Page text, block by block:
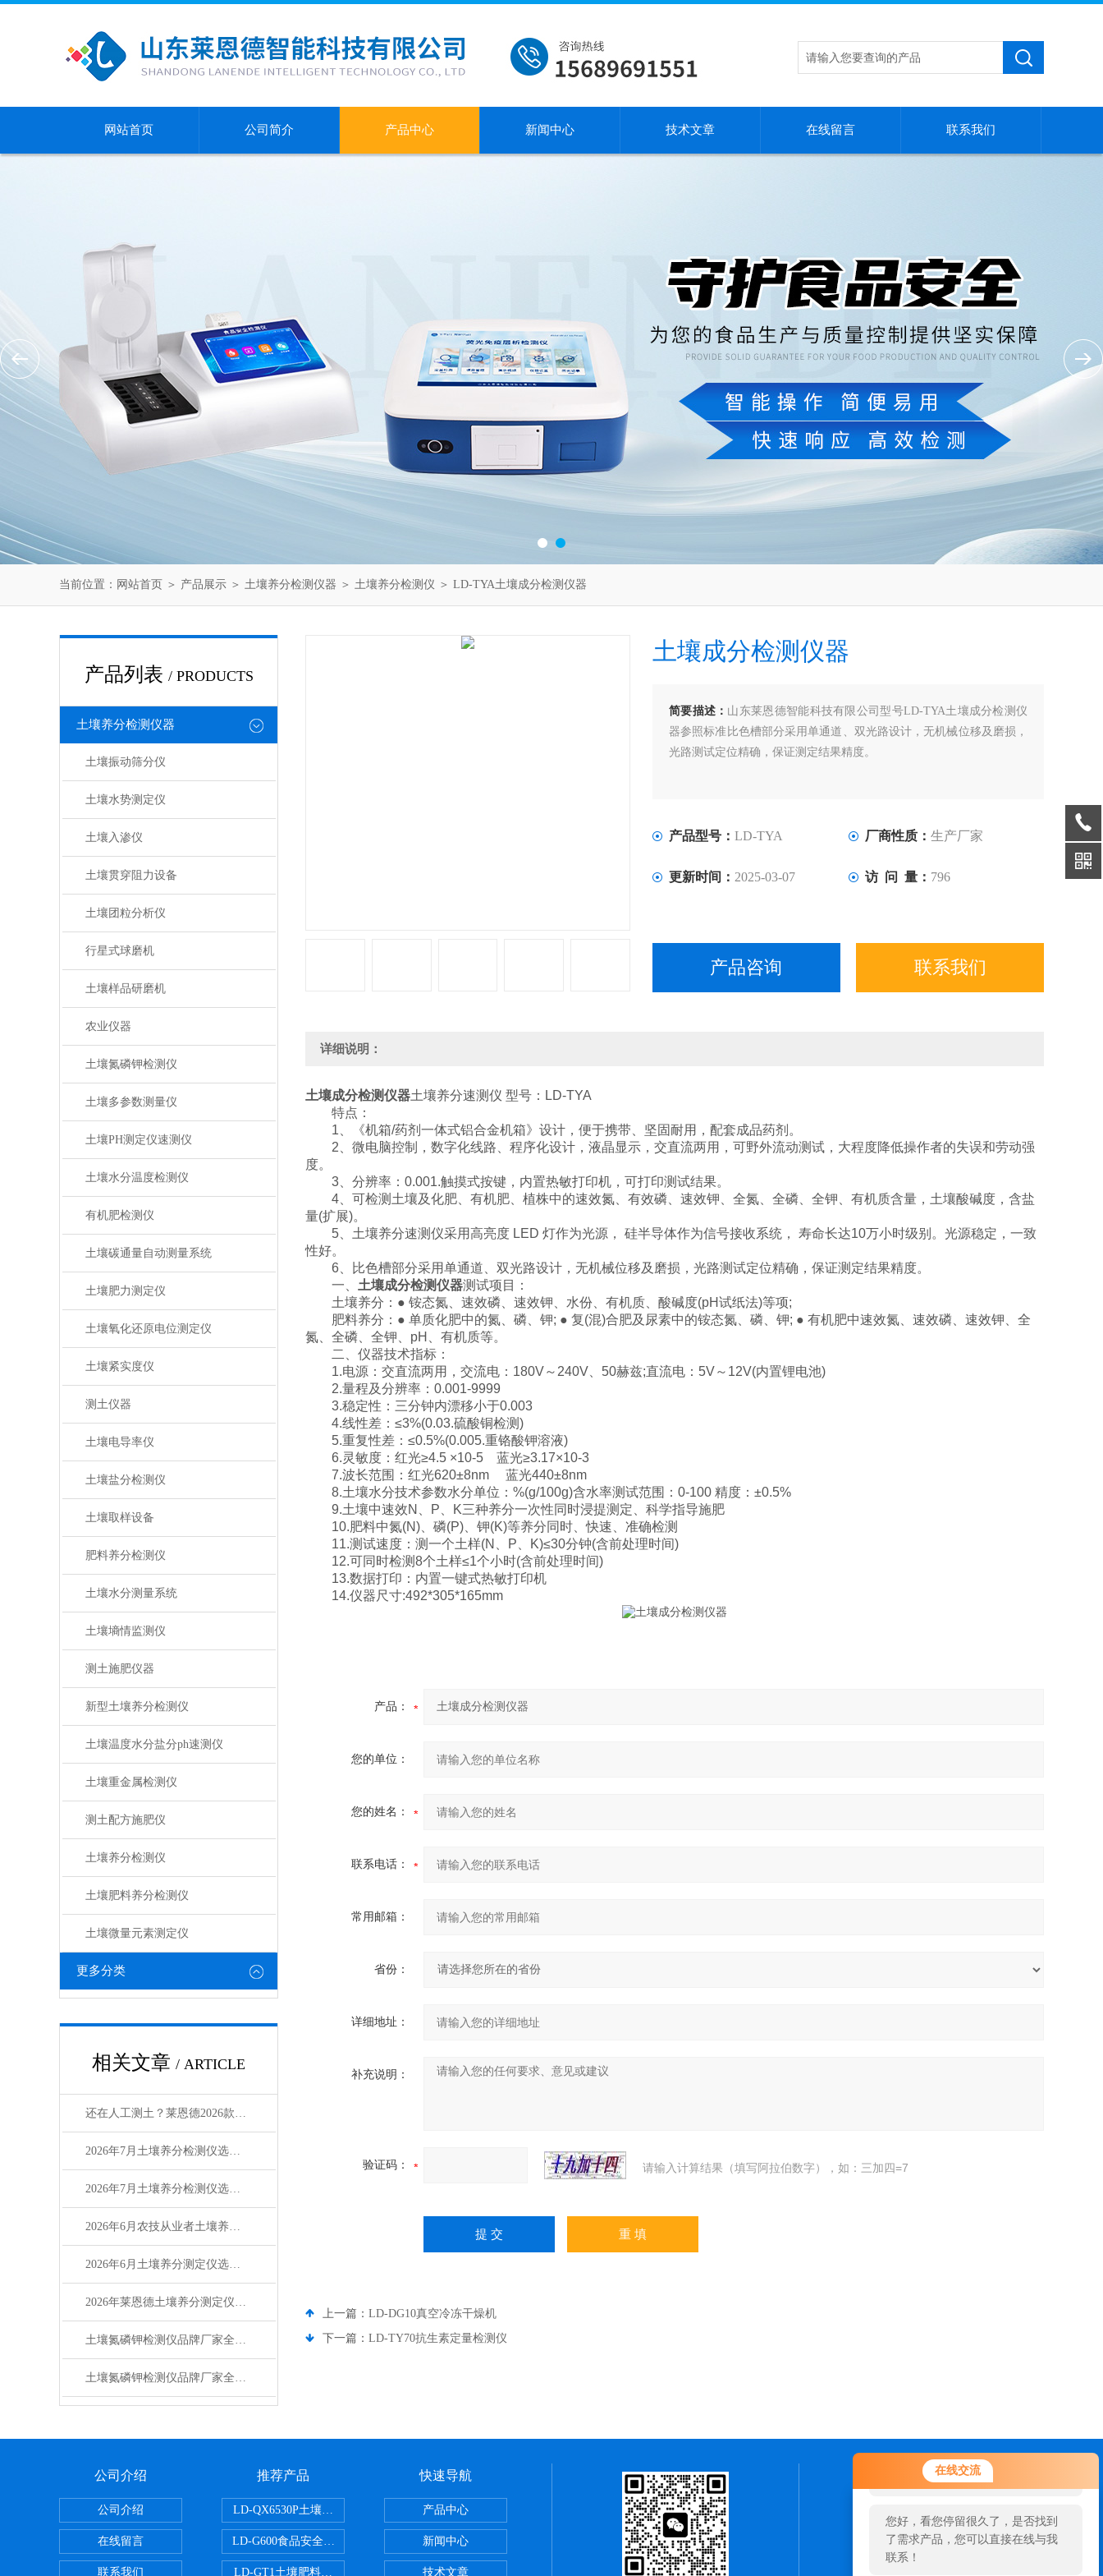
在线交流
您好！欢迎前来咨询，很高兴为您
服务，请问您要咨询什么问题呢？
您好，看您停留很久了，是否找到
了需求产品，您可以直接在线与我
联系！
网站首页 公司简介 产品中心 新闻中心 技术文章 在线留言 联系我们
当前位置： 网站首页 ＞ 产品展示 ＞ 土壤养分检测仪器 ＞ 土壤养分检测仪 ＞ LD-TYA土壤成分检测仪器
产品列表 / PRODUCTS
土壤养分检测仪器
土壤振动筛分仪
土壤水势测定仪
土壤入渗仪
土壤贯穿阻力设备
土壤团粒分析仪
行星式球磨机
土壤样品研磨机
农业仪器
土壤氮磷钾检测仪
土壤多参数测量仪
土壤PH测定仪速测仪
土壤水分温度检测仪
有机肥检测仪
土壤碳通量自动测量系统
土壤肥力测定仪
土壤氧化还原电位测定仪
土壤紧实度仪
测土仪器
土壤电导率仪
土壤盐分检测仪
土壤取样设备
肥料养分检测仪
土壤水分测量系统
土壤墒情监测仪
测土施肥仪器
新型土壤养分检测仪
土壤温度水分盐分ph速测仪
土壤重金属检测仪
测土配方施肥仪
土壤养分检测仪
土壤肥料养分检测仪​
土壤微量元素测定仪
更多分类
相关文章 / ARTICLE
还在人工测土？莱恩德2026款土壤养分检测仪提效3倍
2026年7月土壤养分检测仪选型：农环领域选购指南
2026年7月土壤养分检测仪选购指南：品牌对比测评
2026年6月农技从业者土壤养分测定仪选购测评
2026年6月土壤养分测定仪选购攻略（适配农测场景）
2026年莱恩德土壤养分测定仪技术实用问答指南
土壤氮磷钾检测仪品牌厂家全解析：主流品牌排名与选型指南
土壤氮磷钾检测仪品牌厂家全解析 主流品牌选购参考指南
土壤成分检测仪器
简要描述： 山东莱恩德智能科技有限公司型号LD-TYA土壤成分检测仪
器参照标准比色槽部分采用单通道、双光路设计，无机械位移及磨损，
光路测试定位精确，保证测定结果精度。
产品型号： LD-TYA 厂商性质： 生产厂家
更新时间： 2025-03-07 访 问 量： 796
产品咨询 联系我们
详细说明：
土壤成分检测仪器土壤养分速测仪 型号：LD-TYA
特点：
1、《机箱/药剂一体式铝合金机箱》设计，便于携带、坚固耐用，配套成品药剂。
2、微电脑控制，数字化线路、程序化设计，液晶显示，交直流两用，可野外流动测试，大程度降低操作者的失误和劳动强
度。
3、分辨率：0.001.触摸式按键，内置热敏打印机，可打印测试结果。
4、可检测土壤及化肥、有机肥、植株中的速效氮、有效磷、速效钾、全氮、全磷、全钾、有机质含量，土壤酸碱度，含盐
量(扩展)。
5、土壤养分速测仪采用高亮度 LED 灯作为光源， 硅半导体作为信号接收系统， 寿命长达10万小时级别。光源稳定，一致
性好。
6、比色槽部分采用单通道、双光路设计，无机械位移及磨损，光路测试定位精确，保证测定结果精度。
一、 土壤成分检测仪器测试项目：
土壤养分：● 铵态氮、速效磷、速效钾、水份、有机质、酸碱度(pH试纸法)等项;
肥料养分：● 单质化肥中的氮、磷、钾; ● 复(混)合肥及尿素中的铵态氮、磷、钾; ● 有机肥中速效氮、速效磷、速效钾、全
氮、全磷、全钾、pH、有机质等。
二、仪器技术指标：
1.电源：交直流两用，交流电：180V～240V、50赫兹;直流电：5V～12V(内置锂电池)
2.量程及分辨率：0.001-9999
3.稳定性：三分钟内漂移小于0.003
4.线性差：≤3%(0.03.硫酸铜检测)
5.重复性差：≤0.5%(0.005.重铬酸钾溶液)
6.灵敏度：红光≥4.5 ×10-5 蓝光≥3.17×10-3
7.波长范围：红光620±8nm 蓝光440±8nm
8.土壤水分技术参数水分单位：%(g/100g)含水率测试范围：0-100 精度：±0.5%
9.土壤中速效N、P、K三种养分一次性同时浸提测定、科学指导施肥
10.肥料中氮(N)、磷(P)、钾(K)等养分同时、快速、准确检测
11.测试速度：测一个土样(N、P、K)≤30分钟(含前处理时间)
12.可同时检测8个土样≤1个小时(含前处理时间)
13.数据打印：内置一键式热敏打印机
14.仪器尺寸:492*305*165mm
产品：
您的单位：
您的姓名：
联系电话：
常用邮箱：
省份：
详细地址：
补充说明：
验证码： 请输入计算结果（填写阿拉伯数字），如：三加四=7
上一篇： LD-DG10真空冷冻干燥机
下一篇： LD-TY70抗生素定量检测仪
公司介绍
公司介绍
在线留言
联系我们
推荐产品
LD-QX6530P土壤氧化还原电位检测仪
LD-G600食品安全检测仪
LD-GT1土壤肥料养分检测仪
快速导航
产品中心
新闻中心
技术文章
联系我们
24小时热线：